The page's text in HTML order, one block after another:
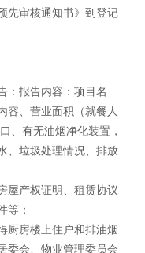
先审核通知书》到登记
报告内容：项目名
容、营业面积（就餐人
、有无油烟净化装置，
、垃圾处理情况、排放
产权证明、租赁协议
等；
房楼上住户和排油烟
委会、物业管理委员会